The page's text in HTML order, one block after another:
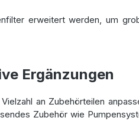
erweitert werden, um
Ergänzungen
an Zubehörteilen
Zubehör wie